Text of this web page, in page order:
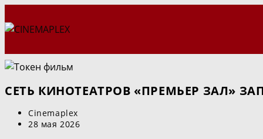
к
СЕТЬ КИНОТЕАТРОВ «ПРЕМЬЕР ЗАЛ»
Автор
записи:
Cinemaplex
Запись
28 мая 2026